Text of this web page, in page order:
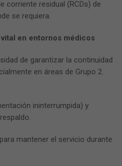
corriente residual (RCDs) de
se requiera.
en entornos médicos
de garantizar la continuidad
en áreas de Grupo 2.
ininterrumpida) y
mantener el servicio durante